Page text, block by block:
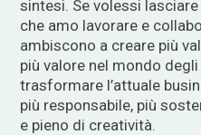
sintesi. Se volessi
che amo lavorare e
ambiscono a creare più
più valore nel mondo
trasformare l’attuale
più responsabile, più
e pieno di creatività.